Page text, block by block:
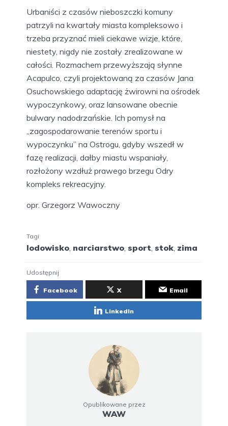
Urbaniści z czasów nieboszczki komuny
patrzyli na kwartały miasta kompleksowo i
trzeba przyznać mieli ciekawe wizje, które,
niestety, nigdy nie zostały zrealizowane w
całości. Rozmachem przewyższają słynne
Acapulco, czyli projektowaną za czasów Jana
Osuchowskiego adaptację żwirowni na ośrodek
wypoczynkowy, oraz lansowane obecnie
bulwary nadodrzańskie. Ich pomysł na
„zagospodarowanie terenów sportu i
wypoczynku” na Ostrogu, gdyby wszedł w
fazę realizacji, dałby miastu wspaniały,
rozłożony wzdłuż prawego brzegu Odry
kompleks rekreacyjny.
opr. Grzegorz Wawoczny
Tagi
lodowisko narciarstwo sport stok zima
Udostępnij
Facebook X Email
LinkedIn
Opublikowane przez
WAW